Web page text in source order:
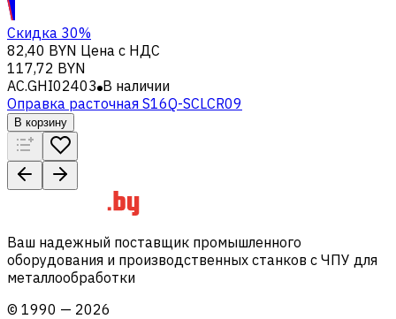
Скидка 30%
82,40 BYN Цена с НДС
117,72 BYN
AC.GHI02403 В наличии
Оправка расточная S16Q-SCLCR09
В корзину
Ваш надежный поставщик промышленного
оборудования и производственных станков с ЧПУ для
металлообработки
© 1990 — 2026